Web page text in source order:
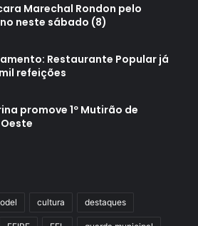
Marechal Rondon pelo
neste sábado (8)
Restaurante Popular já
refeições
promove 1º Mutirão de
cultura destaques